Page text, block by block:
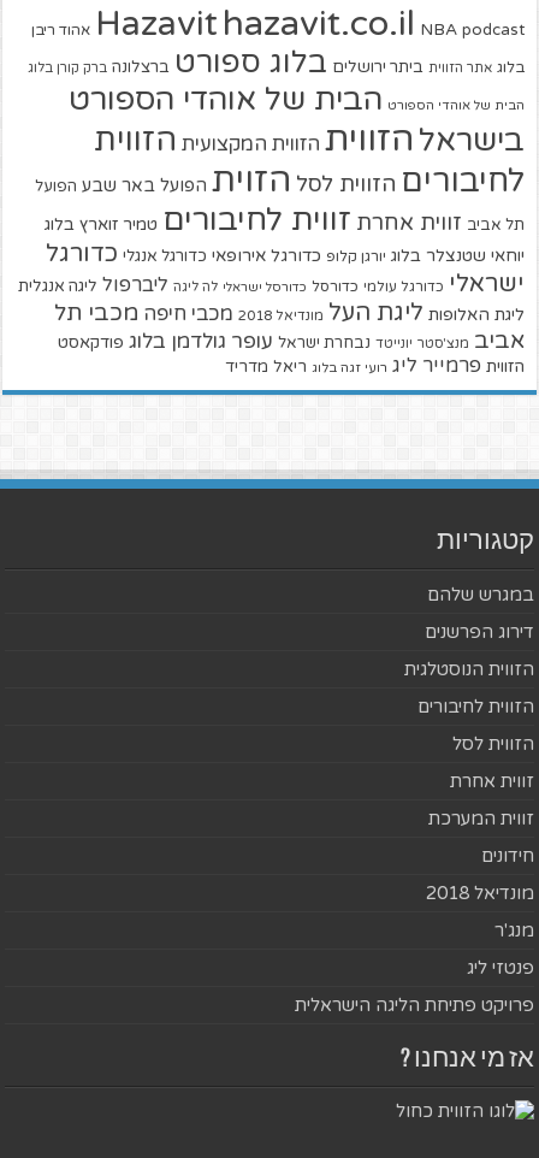
Hazavit hazavit.co.il NBA podcast אהוד ריבן
בלוג אתר הזווית ביתר ירושלים בלוג ספורט ברצלונה ברק קורן בלוג
הבית של אוהדי הספורט הבית של אוהדי הספורט
בישראל הזווית הזווית המקצועית הזווית
לחיבורים הזווית לסל הזוית הפועל באר שבע הפועל
תל אביב זווית אחרת זווית לחיבורים טמיר זוארץ בלוג
יוחאי שטנצלר בלוג יורגן קלופ כדורגל אירופאי כדורגל אנגלי כדורגל
ישראלי כדורגל עולמי כדורסל כדורסל ישראלי לה ליגה ליברפול ליגה אנגלית
ליגת האלופות ליגת העל מונדיאל 2018 מכבי חיפה מכבי תל
אביב מנצ'סטר יונייטד נבחרת ישראל עופר גולדמן בלוג פודקאסט
הזווית פרמייר ליג רועי זגה בלוג ריאל מדריד
קטגוריות
במגרש שלהם
דירוג הפרשנים
הזווית הנוסטלגית
הזווית לחיבורים
הזווית לסל
זווית אחרת
זווית המערכת
חידונים
מונדיאל 2018
מנג'ר
פנטזי ליג
פרויקט פתיחת הליגה הישראלית
אז מי אנחנו ?